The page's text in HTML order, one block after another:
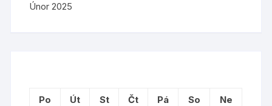
Únor 2025
Po Út St Čt Pá So
Ne